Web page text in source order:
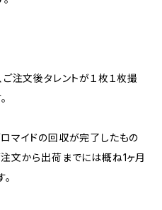
ご注文後タレントが１枚１枚撮
マイドの回収が完了したもの
文から出荷までには概ね1ヶ月